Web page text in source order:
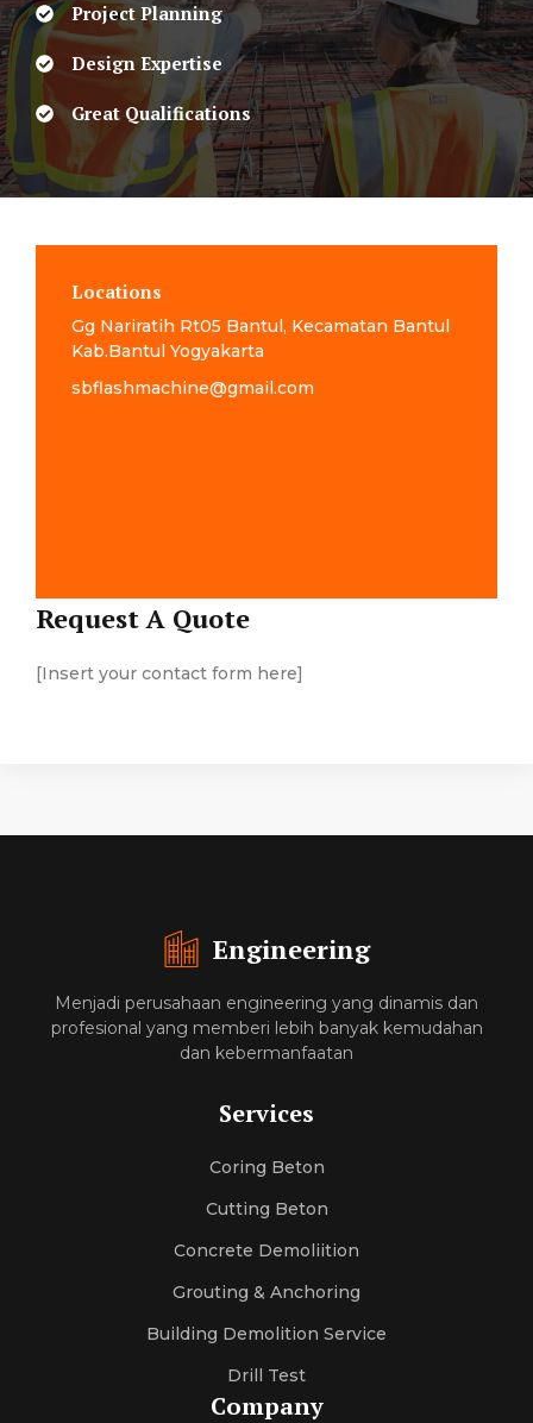
Project Planning
Design Expertise
Great Qualifications
Locations
Gg Nariratih Rt05 Bantul, Kecamatan Bantul
Kab.Bantul Yogyakarta
sbflashmachine@gmail.com
Request A Quote
[Insert your contact form here]
Engineering
Menjadi perusahaan engineering yang dinamis dan
profesional yang memberi lebih banyak kemudahan
dan kebermanfaatan
Services
Coring Beton
Cutting Beton
Concrete Demoliition
Grouting & Anchoring
Building Demolition Service
Drill Test
Company